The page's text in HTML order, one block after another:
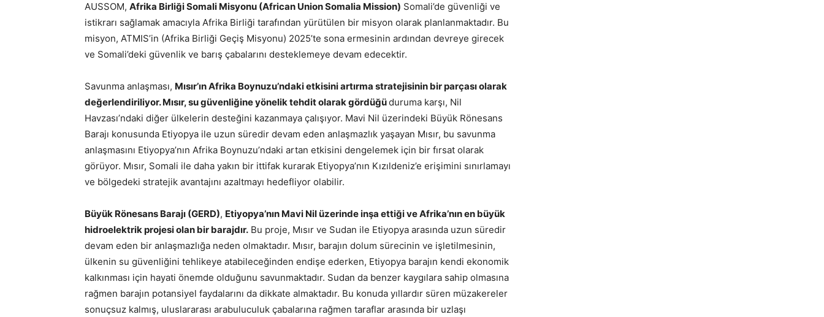
AUSSOM, Afrika Birliği Somali Misyonu (African Union Somalia Mission) Somali’de güvenliği ve
istikrarı sağlamak amacıyla Afrika Birliği tarafından yürütülen bir misyon olarak planlanmaktadır. Bu
misyon, ATMIS’in (Afrika Birliği Geçiş Misyonu) 2025’te sona ermesinin ardından devreye girecek
ve Somali’deki güvenlik ve barış çabalarını desteklemeye devam edecektir.
Savunma anlaşması, Mısır’ın Afrika Boynuzu’ndaki etkisini artırma stratejisinin bir parçası olarak
değerlendiriliyor. Mısır, su güvenliğine yönelik tehdit olarak gördüğüduruma karşı, Nil
Havzası’ndaki diğer ülkelerin desteğini kazanmaya çalışıyor. Mavi Nil üzerindeki Büyük Rönesans
Barajı konusunda Etiyopya ile uzun süredir devam eden anlaşmazlık yaşayan Mısır, bu savunma
anlaşmasını Etiyopya’nın Afrika Boynuzu’ndaki artan etkisini dengelemek için bir fırsat olarak
görüyor. Mısır, Somali ile daha yakın bir ittifak kurarak Etiyopya’nın Kızıldeniz’e erişimini sınırlamayı
ve bölgedeki stratejik avantajını azaltmayı hedefliyor olabilir.
Büyük Rönesans Barajı (GERD), Etiyopya’nın Mavi Nil üzerinde inşa ettiği ve Afrika’nın en büyük
hidroelektrik projesi olan bir barajdır. Bu proje, Mısır ve Sudan ile Etiyopya arasında uzun süredir
devam eden bir anlaşmazlığa neden olmaktadır. Mısır, barajın dolum sürecinin ve işletilmesinin,
ülkenin su güvenliğini tehlikeye atabileceğinden endişe ederken, Etiyopya barajın kendi ekonomik
kalkınması için hayati önemde olduğunu savunmaktadır. Sudan da benzer kaygılara sahip olmasına
rağmen barajın potansiyel faydalarını da dikkate almaktadır. Bu konuda yıllardır süren müzakereler
sonuçsuz kalmış, uluslararası arabuluculuk çabalarına rağmen taraflar arasında bir uzlaşı